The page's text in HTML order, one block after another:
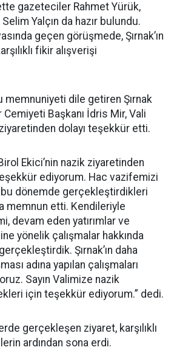
gazeteciler Rahmet Yürük,
Yalçın da hazır bulundu.
geçen görüşmede, Şırnak’ın
fikir alışverişi
dile getiren Şırnak
Cemiyeti Başkanı İdris Mir, Vali
dolayı teşekkür etti.
Ekici’nin nazik ziyaretinden
ediyorum. Hac vazifemizi
dönemde gerçekleştirdikleri
memnun etti. Kendileriyle
devam eden yatırımlar ve
yönelik çalışmalar hakkında
Şırnak’ın daha
adına yapılan çalışmaları
Sayın Valimize nazik
için teşekkür ediyorum.” dedi.
gerçekleşen ziyaret, karşılıklı
ardından sona erdi.